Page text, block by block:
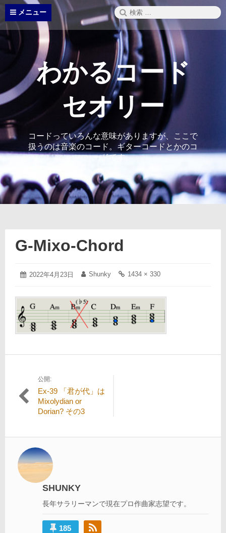
コ
テ
ン
ッ
プ
メニュー
検
索:
わかるコード
セオリー
コードっていろんな意味がありますが、ここで
扱うのは音楽のコード。ギターコードとかのコ
ードです。
G-Mixo-Chord
投
2022年4月23日
2022
月
23
日
投
Shunky
フ
イ
ズ
の
1434 × 330
稿
ゲ
ー
シ
公開:
Ex-39 「君が代」は
Mixolydian or
Dorian? その3
SHUNKY
長年サラリーマンで現在プロ作曲家志望です。
185